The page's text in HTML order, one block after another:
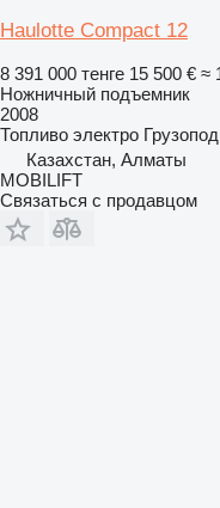
Haulotte Compact 12
8 391 000 тенге 15 500 € ≈
Ножничный подъемник
2008
Топливо электро
Казахстан, Алматы
MOBILIFT
Связаться с продавцом